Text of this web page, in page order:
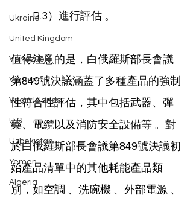
Ukraine
United Kingdom
Venezuela
Vietnam
Virgin Islands
U.S.
Uzbekistan
Yemen
Algeria
B.3）進行評估 。
值得注意的是，白俄羅斯部長會議
第849號決議涵蓋了多種產品的強制
性符合性評估，其中包括武器、彈
藥、電纜以及消防安全設備等 。對
於白俄羅斯部長會議第849號決議初
始產品清單中的其他耗能產品類
別，如空調 、洗碗機 、外部電源 、